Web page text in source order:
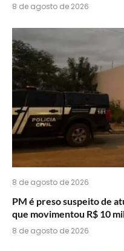
8 de agosto de 2026
8 de agosto de 2026
PM é preso suspeito de
que movimentou R$ 10
8 de agosto de 2026